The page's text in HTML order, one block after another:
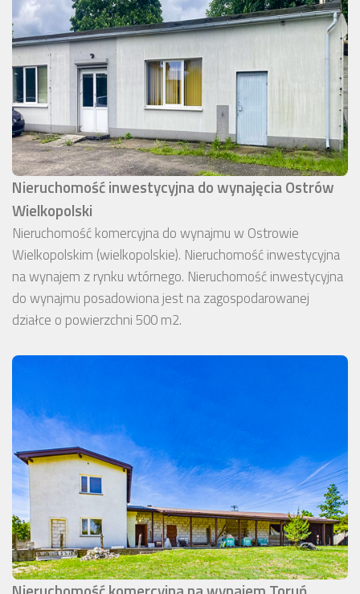
Nieruchomość inwestycyjna do wynajęcia Ostrów
Wielkopolski
Nieruchomość komercyjna do wynajmu w Ostrowie
Wielkopolskim (wielkopolskie). Nieruchomość inwestycyjna
na wynajem z rynku wtórnego. Nieruchomość inwestycyjna
do wynajmu posadowiona jest na zagospodarowanej
działce o powierzchni 500 m2.